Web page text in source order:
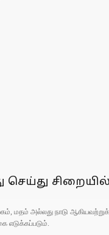
மதம் அல்லது நாடு
எடுக்கப்படும்.